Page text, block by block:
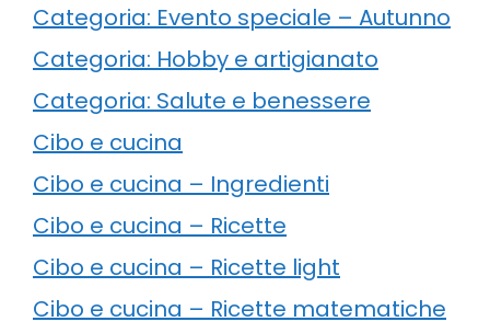
Categoria: Evento speciale – Autunno
Categoria: Hobby e artigianato
Categoria: Salute e benessere
Cibo e cucina
Cibo e cucina – Ingredienti
Cibo e cucina – Ricette
Cibo e cucina – Ricette light
Cibo e cucina – Ricette matematiche